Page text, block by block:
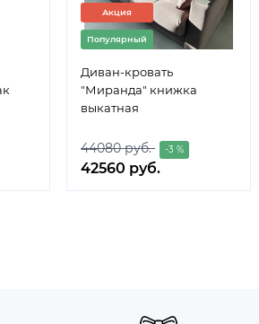
Акция
Популярный
Диван-кровать
"Миранда" книжка
выкатная
44080 руб. -3 %
42560 руб.